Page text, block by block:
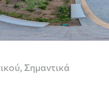
Σημαντικά